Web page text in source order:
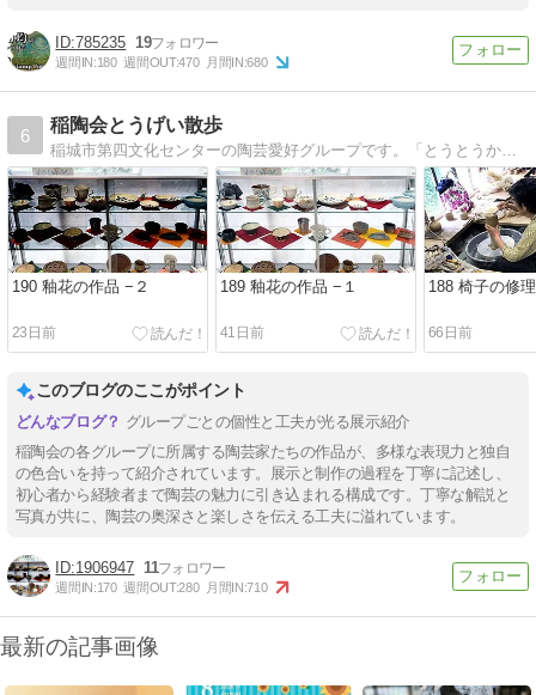
785235 19
週間IN:180 週間OUT:470 月間IN:680
6
稲陶会とうげい散歩
稲城市第四文化センターの陶芸愛好グループです。「とうとうかい」と読みます。
190 釉花の作品 −２
23日前
189 釉花の作品 −１
41日前
188 椅子の修理
66日前
このブログのここがポイント
グループごとの個性と工夫が光る展示紹介
稲陶会の各グループに所属する陶芸家たちの作品が、多様な表現力と独自
の色合いを持って紹介されています。展示と制作の過程を丁寧に記述し、
初心者から経験者まで陶芸の魅力に引き込まれる構成です。丁寧な解説と
写真が共に、陶芸の奥深さと楽しさを伝える工夫に溢れています。
1906947 11
週間IN:170 週間OUT:280 月間IN:710
最新の記事画像